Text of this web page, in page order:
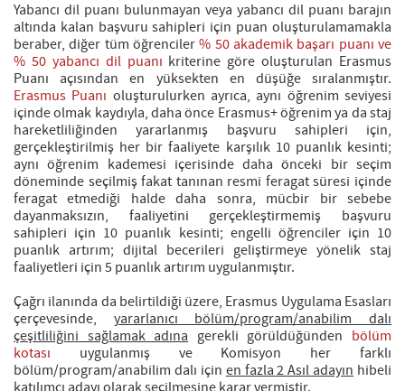
Yabancı dil puanı bulunmayan veya yabancı dil puanı barajın
altında kalan başvuru sahipleri için puan oluşturulamamakla
beraber, diğer tüm öğrenciler% 50 akademik başarı puanı ve
% 50 yabancı dil puanı kriterine göre oluşturulan Erasmus
Puanı açısından en yüksekten en düşüğe sıralanmıştır.
Erasmus Puanı oluşturulurken ayrıca, aynı öğrenim seviyesi
içinde olmak kaydıyla, daha önce Erasmus+ öğrenim ya da staj
hareketliliğinden yararlanmış başvuru sahipleri için,
gerçekleştirilmiş her bir faaliyete karşılık 10 puanlık kesinti;
aynı öğrenim kademesi içerisinde daha önceki bir seçim
döneminde seçilmiş fakat tanınan resmi feragat süresi içinde
feragat etmediği halde daha sonra, mücbir bir sebebe
dayanmaksızın, faaliyetini gerçekleştirmemiş başvuru
sahipleri için 10 puanlık kesinti; engelli öğrenciler için 10
puanlık artırım; dijital becerileri geliştirmeye yönelik staj
faaliyetleri için 5 puanlık artırım uygulanmıştır.
Çağrı ilanında da belirtildiği üzere, Erasmus Uygulama Esasları
çerçevesinde, yararlanıcı bölüm/program/anabilim dalı
çeşitliliğini sağlamak adına gerekli görüldüğünden bölüm
kotası uygulanmış ve Komisyon her farklı
bölüm/program/anabilim dalı için en fazla 2 Asıl adayın hibeli